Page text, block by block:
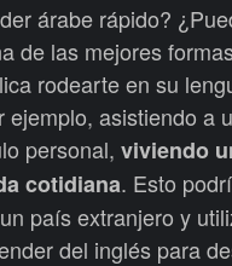
árabe rápido?
de las mejores
rodearte en su
ejemplo, asistiendo a
personal, viviendo
cotidiana. Esto
país extranjero y
del inglés para